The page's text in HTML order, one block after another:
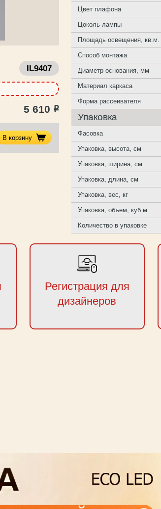
IL9407
5 610 Р
В корзину
Цвет плафона
Цоколь лампы
Площадь освещения, кв.м.
Способ монтажа
Диаметр основания, мм
Материал каркаса
Форма рассеивателя
Упаковка
Фасовка
Упаковка, высота, см
Упаковка, ширина, см
Упаковка, длина, см
Упаковка, вес, кг
Упаковка, объем, куб.м
Количество в упаковке
Регистрация для
дизайнеров